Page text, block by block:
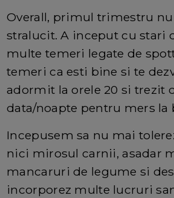
Overall, primul trimestru nu
stralucit. A inceput cu stari
multe temeri legate de
temeri ca esti bine si te
adormit la orele 20 si trezit
data/noapte pentru mers la
Incepusem sa nu mai
nici mirosul carnii, asadar
mancaruri de legume si
incorporez multe lucruri